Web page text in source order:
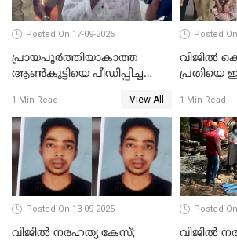
Posted On 17-09-2025
പ്രായപൂർത്തിയാകാത്ത
ആൺകുട്ടിയെ പീഡിപ്പിച്ച
അറസ്റ്റിൽ
1 Min Read View All
Posted
വിജിൽ
പ്രതിയെ
1 Min Read
Posted On 13-09-2025
വിജിൽ നരഹത്യ കേസ്;
Posted
വിജില്‍